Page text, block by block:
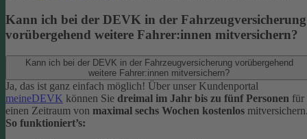
Kann ich bei der DEVK in der Fahrzeugversicherung
vorübergehend weitere Fahrer:innen mitversichern?
Kann ich bei der DEVK in der Fahrzeugversicherung vorübergehend
weitere Fahrer:innen mitversichern?
Ja, das ist ganz einfach möglich! Über unser Kundenportal
meineDEVK können Sie dreimal im Jahr bis zu fünf Personen für
einen Zeitraum von maximal sechs Wochen kostenlos
So funktioniert’s: